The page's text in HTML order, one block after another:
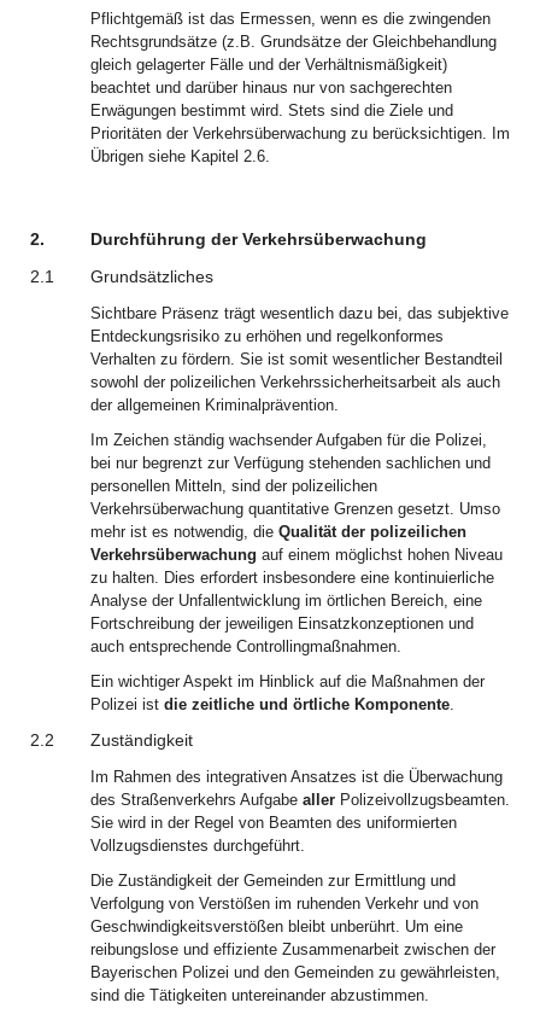
Pflichtgemäß ist das Ermessen, wenn es die zwingenden
Rechtsgrundsätze (z.B. Grundsätze der Gleichbehandlung
gleich gelagerter Fälle und der Verhältnismäßigkeit)
beachtet und darüber hinaus nur von sachgerechten
Erwägungen bestimmt wird. Stets sind die Ziele und
Prioritäten der Verkehrsüberwachung zu berücksichtigen. Im
Übrigen siehe Kapitel 2.6.
2.
Durchführung der Verkehrsüberwachung
2.1
Grundsätzliches
Sichtbare Präsenz trägt wesentlich dazu bei, das subjektive
Entdeckungsrisiko zu erhöhen und regelkonformes
Verhalten zu fördern. Sie ist somit wesentlicher Bestandteil
sowohl der polizeilichen Verkehrssicherheitsarbeit als auch
der allgemeinen Kriminalprävention.
Im Zeichen ständig wachsender Aufgaben für die Polizei,
bei nur begrenzt zur Verfügung stehenden sachlichen und
personellen Mitteln, sind der polizeilichen
Verkehrsüberwachung quantitative Grenzen gesetzt. Umso
mehr ist es notwendig, die Qualität der polizeilichen
Verkehrsüberwachung auf einem möglichst hohen Niveau
zu halten. Dies erfordert insbesondere eine kontinuierliche
Analyse der Unfallentwicklung im örtlichen Bereich, eine
Fortschreibung der jeweiligen Einsatzkonzeptionen und
auch entsprechende Controllingmaßnahmen.
Ein wichtiger Aspekt im Hinblick auf die Maßnahmen der
Polizei ist die zeitliche und örtliche Komponente.
2.2 Zuständigkeit
Im Rahmen des integrativen Ansatzes ist die Überwachung
des Straßenverkehrs Aufgabe aller Polizeivollzugsbeamten.
Sie wird in der Regel von Beamten des uniformierten
Vollzugsdienstes durchgeführt.
Die Zuständigkeit der Gemeinden zur Ermittlung und
Verfolgung von Verstößen im ruhenden Verkehr und von
Geschwindigkeitsverstößen bleibt unberührt. Um eine
reibungslose und effiziente Zusammenarbeit zwischen der
Bayerischen Polizei und den Gemeinden zu gewährleisten,
sind die Tätigkeiten untereinander abzustimmen.